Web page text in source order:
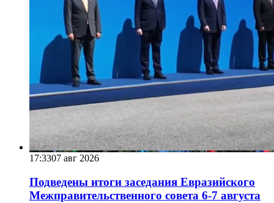
17:3307 авг 2026
Подведены итоги заседания Евразийского
Межправительственного совета 6-7 августа